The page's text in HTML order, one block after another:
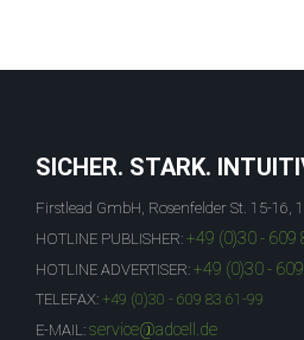
SICHER. STARK.
Firstlead GmbH, Rosenfelder St. 15-16,
HOTLINE PUBLISHER: +49 (0)30 - 609
HOTLINE ADVERTISER: +49 (0)30 -
TELEFAX: +49 (0)30 - 609 83 61-99
E-MAIL: service@adcell.de